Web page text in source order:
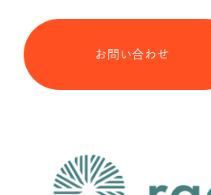
お問い合わせ